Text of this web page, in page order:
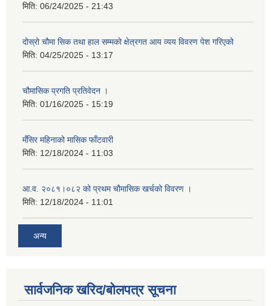
मिति: 06/24/2025 - 21:43
दोस्रो चौमा सिक तथा हाल सम्मको क्षेत्रगत आय व्यय विवरण पेश गरिएको
मिति: 04/25/2025 - 13:17
चौमासिक प्रगति प्रतिवेदन ।
मिति: 01/16/2025 - 15:19
मँसिर महिनाको मासिक फाँटवारी
मिति: 12/18/2024 - 11:03
आ.व. २०८१।०८२ को प्रथम चौमासिक खर्चको विवरण ।
मिति: 12/18/2024 - 11:01
अन्य
सार्वजनिक खरिद/बोलपत्र सूचना